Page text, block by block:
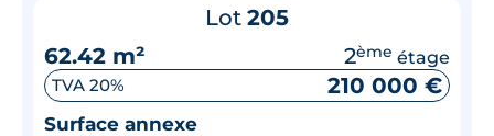
Lot 205
62.42 m²
2ème étage
TVA 20% 210 000 €
Surface annexe